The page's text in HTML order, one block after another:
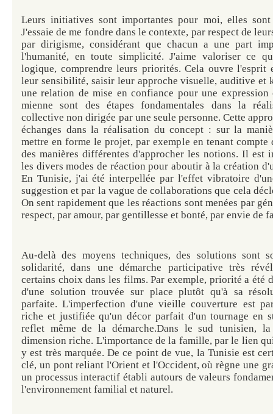
Leurs initiatives sont importantes pour moi, elles sont
J'essaie de me fondre dans le contexte, par respect de
par dirigisme, considérant que chacun a une part
l'humanité, en toute simplicité. J'aime valoriser ce
logique, comprendre leurs priorités. Cela ouvre l'esprit
leur sensibilité, saisir leur approche visuelle, auditive et
une relation de mise en confiance pour une expression
mienne sont des étapes fondamentales dans la
collective non dirigée par une seule personne. Cette
échanges dans la réalisation du concept : sur la
mettre en forme le projet, par exemple en tenant compte
des manières différentes d'approcher les notions. Il est
les divers modes de réaction pour aboutir à la création
En Tunisie, j'ai été interpellée par l'effet vibratoire
suggestion et par la vague de collaborations que cela
On sent rapidement que les réactions sont menées par
respect, par amour, par gentillesse et bonté, par envie de
Au-delà des moyens techniques, des solutions sont
solidarité, dans une démarche participative très
certains choix dans les films. Par exemple, priorité a été
d'une solution trouvée sur place plutôt qu'à sa
parfaite. L'imperfection d'une vieille couverture est
riche et justifiée qu'un décor parfait d'un tournage en
reflet même de la démarche.Dans le sud tunisien,
dimension riche. L'importance de la famille, par le lien
y est très marquée. De ce point de vue, la Tunisie est
clé, un pont reliant l'Orient et l'Occident, où règne une
un processus interactif établi autours de valeurs
l'environnement familial et naturel.